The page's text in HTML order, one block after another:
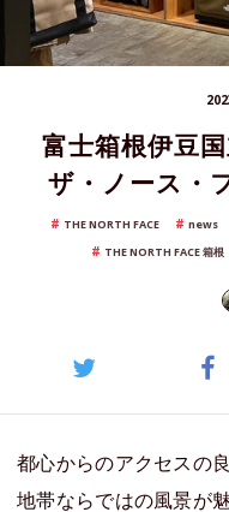
富士箱根伊豆
ザ・ノース・
THE NORTH FACE news
THE NORTH FACE 箱根
都心からのアクセスの
地帯ならではの風景が